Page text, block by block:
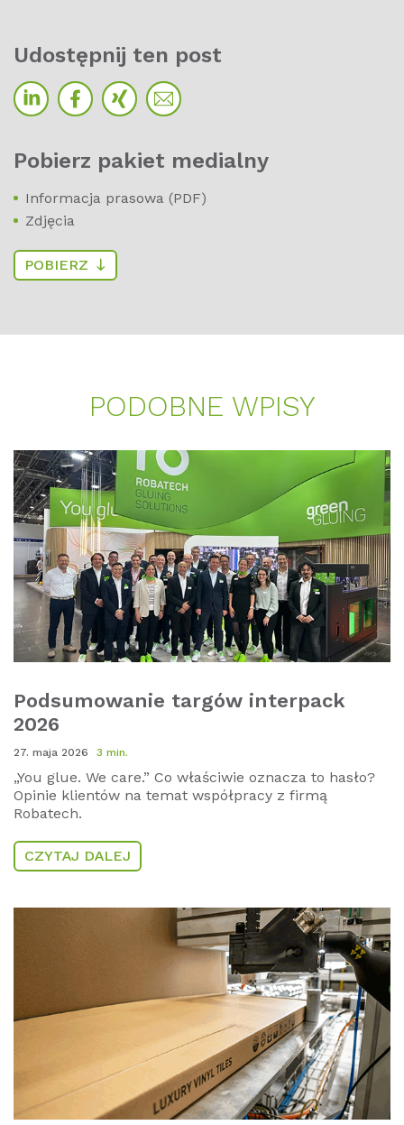
Udos­t­ęp­nij ten post
Po­bierz pa­kiet me­dial­ny
Informacja prasowa (PDF)
Zdjęcia
POBIERZ
PO­D­OB­NE WPI­SY
Podsumowanie targów interpack
2026
27. maja 2026 3 min.
„You glue. We care.” Co właściwie oznacza to hasło?
Opinie klientów na temat współpracy z firmą
Robatech.
CZYTAJ DALEJ